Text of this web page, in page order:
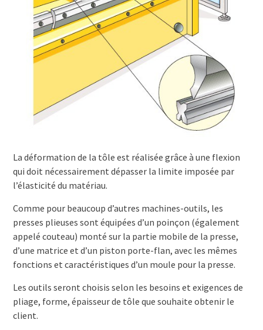
La déformation de la tôle est réalisée grâce à une flexion
qui doit nécessairement dépasser la limite imposée par
l’élasticité du matériau.
Comme pour beaucoup d’autres machines-outils, les
presses plieuses sont équipées d’un poinçon (également
appelé couteau) monté sur la partie mobile de la presse,
d’une matrice et d’un piston porte-flan, avec les mêmes
fonctions et caractéristiques d’un moule pour la presse.
Les outils seront choisis selon les besoins et exigences de
pliage, forme, épaisseur de tôle que souhaite obtenir le
client.